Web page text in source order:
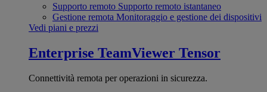
Supporto remoto Supporto remoto istantaneo
Gestione remota Monitoraggio e gestione dei dispositivi
Vedi piani e prezzi
Enterprise TeamViewer Tensor
Connettività remota per operazioni in sicurezza.